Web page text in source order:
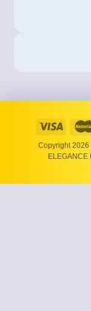
Copyright
ELEGANCE